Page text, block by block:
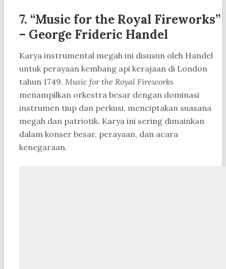
7. “Music for the Royal Fireworks”
– George Frideric Handel
Karya instrumental megah ini disusun oleh Handel
untuk perayaan kembang api kerajaan di London
tahun 1749. Music for the Royal Fireworks
menampilkan orkestra besar dengan dominasi
instrumen tiup dan perkusi, menciptakan suasana
megah dan patriotik. Karya ini sering dimainkan
dalam konser besar, perayaan, dan acara
kenegaraan.